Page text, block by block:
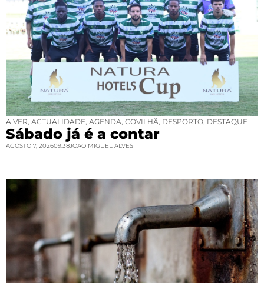
A VER ACTUALIDADE AGENDA COVILHÃ DESPORTO DESTAQUE
Sábado já é a contar
AGOSTO 7, 202609:38JOAO MIGUEL ALVES